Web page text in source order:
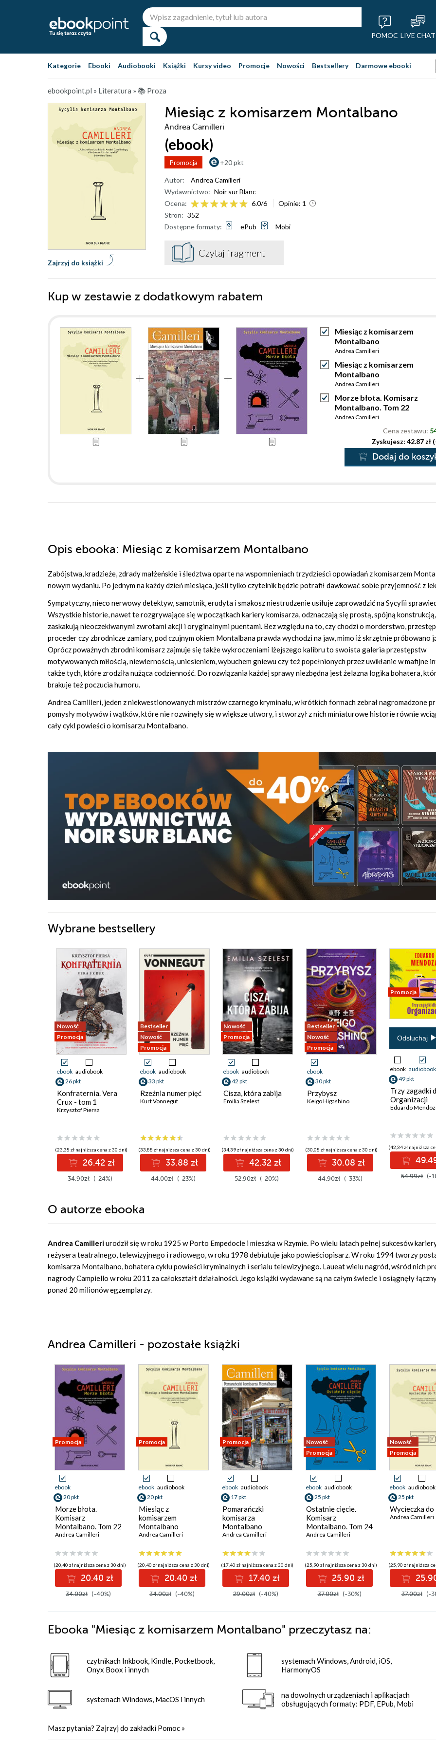
POMOC LIVE CHAT
Kategorie Ebooki Audiobooki Książki Kursy video Promocje Nowości Bestsellery Darmowe ebooki
ebookpoint.pl » Literatura » 📚 Proza
Miesiąc z komisarzem Montalbano
Andrea Camilleri
(ebook)
Promocja +20 pkt
Zajrzyj do książki
Autor:
Andrea Camilleri
Wydawnictwo: Noir sur Blanc
Ocena:
6.0/6 Opinie: 1
Stron: 352
Dostępne formaty:
ePub Mobi
Czytaj fragment
Kup w zestawie z dodatkowym rabatem
Miesiąc z komisarzem
Montalbano
Andrea Camilleri
Miesiąc z komisarzem
Montalbano
Andrea Camilleri
Morze błota. Komisarz
Montalbano. Tom 22
Andrea Camilleri
Cena zestawu:
Zyskujesz: 42.87 zł
Dodaj do
Opis ebooka: Miesiąc z komisarzem Montalbano
Zabójstwa, kradzieże, zdrady małżeńskie i śledztwa oparte na wspomnieniach trzydzieści opowiadań z komisarzem
nowym wydaniu. Po jednym na każdy dzień miesiąca, jeśli tylko czytelnik będzie potrafił dawkować sobie przyjemność z
Sympatyczny, nieco nerwowy detektyw, samotnik, erudyta i smakosz niestrudzenie usiłuje zaprowadzić na Sycylii
Wszystkie historie, nawet te rozgrywające się w początkach kariery komisarza, odznaczają się prostą, spójną konstrukcją,
zaskakują nieoczekiwanymi zwrotami akcji i oryginalnymi puentami. Bez względu na to, czy chodzi o morderstwo,
proceder czy zbrodnicze zamiary, pod czujnym okiem Montalbana prawda wychodzi na jaw, mimo iż skrzętnie próbowano
Oprócz poważnych zbrodni komisarz zajmuje się także wykroczeniami lżejszego kalibru to swoista galeria przestępstw
motywowanych miłością, niewiernością, uniesieniem, wybuchem gniewu czy też popełnionych przez uwikłanie w mafijne
także tych, które zrodziła nużąca codzienność. Do rozwiązania każdej sprawy niezbędna jest żelazna logika bohatera,
brakuje też poczucia humoru.
Andrea Camilleri, jeden z niekwestionowanych mistrzów czarnego kryminału, w krótkich formach zebrał nagromadzone
pomysły motywów i wątków, które nie rozwinęły się w większe utwory, i stworzył z nich miniaturowe historie równie
cały cykl powieści o komisarzu Montalbano.
Wybrane bestsellery
Nowość
Promocja
ebook audiobook
26 pkt
Konfraternia. Vera
Crux - tom 1
Krzysztof Piersa
(23,38 zł najniższa cena z 30 dni)
26.42 zł
34.90zł (-24%)
Bestseller
Nowość
Promocja
ebook audiobook
33 pkt
Rzeźnia numer pięć
Kurt Vonnegut
(33,88 zł najniższa cena z 30 dni)
33.88 zł
44.00zł (-23%)
Nowość
Promocja
ebook audiobook
42 pkt
Cisza, która zabija
Emilia Szelest
(34,39 zł najniższa cena z 30 dni)
42.32 zł
52.90zł (-20%)
Bestseller
Nowość
Promocja
ebook
30 pkt
Przybysz
Keigo Higashino
(30,08 zł najniższa cena z 30 dni)
30.08 zł
44.90zł (-33%)
Promocja
Odsłuchaj
ebook audiobook
49 pkt
Trzy zagadki
Organizacji
Eduardo
(42,34 zł najniższa
54.99zł (-
O autorze ebooka
Andrea Camilleriurodził się w roku 1925 w Porto Empedocle i mieszka w Rzymie. Po wielu latach pełnej sukcesów
reżysera teatralnego, telewizyjnego i radiowego, w roku 1978 debiutuje jako powieściopisarz. W roku 1994 tworzy
komisarza Montalbano, bohatera cyklu powieści kryminalnych i serialu telewizyjnego. Laueat wielu nagród, wśród nich
nagrody Campiello w roku 2011 za całokształt działalności. Jego książki wydawane są na całym świecie i osiągnęły
ponad 20 milionów egzemplarzy.
Andrea Camilleri - pozostałe książki
Promocja
ebook
20 pkt
Morze błota.
Komisarz
Montalbano. Tom 22
Andrea Camilleri
(20,40 zł najniższa cena z 30 dni)
20.40 zł
34.00zł (-40%)
Promocja
ebook audiobook
20 pkt
Miesiąc z
komisarzem
Montalbano
Andrea Camilleri
(20,40 zł najniższa cena z 30 dni)
20.40 zł
34.00zł (-40%)
Promocja
ebook audiobook
17 pkt
Pomarańczki
komisarza
Montalbano
Andrea Camilleri
(17,40 zł najniższa cena z 30 dni)
17.40 zł
29.00zł (-40%)
Nowość
Promocja
ebook audiobook
25 pkt
Ostatnie cięcie.
Komisarz
Montalbano. Tom 24
Andrea Camilleri
(25,90 zł najniższa cena z 30 dni)
25.90 zł
37.00zł (-30%)
Nowość
Promocja
ebook audiobook
25 pkt
Wycieczka
Andrea Camilleri
(25,90 zł najniższa
37.00zł (-
Ebooka "Miesiąc z komisarzem Montalbano" przeczytasz na:
czytnikach Inkbook, Kindle, Pocketbook,
Onyx Boox i innych
systemach Windows, MacOS i innych
systemach Windows, Android, iOS,
HarmonyOS
na dowolnych urządzeniach i aplikacjach
obsługujących formaty: PDF, EPub, Mobi
Masz pytania? Zajrzyj do zakładki Pomoc »